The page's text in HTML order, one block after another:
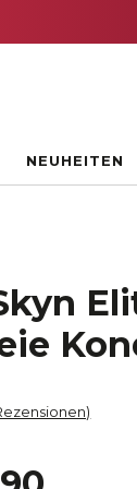
NEUHEITEN